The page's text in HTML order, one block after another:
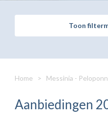
Toon
Home > Messinia -
Aanbiedingen